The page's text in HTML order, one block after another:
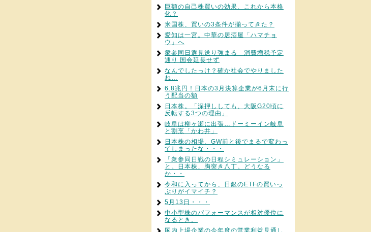
巨額の自己株買いの効果、これから本格
化？
米国株、買いの3条件が揃ってきた？
愛知は一宮。中華の居酒屋「ハマチョ
ウ」へ
衆参同日選見送り強まる 消費増税予定
通り 国会延長せず
なんでしたっけ？確か社会でやりました
ね…
6.8兆円！日本の3月決算企業が6月末に行
う配当の額
日本株。「深押ししても、大阪G20頃に
反転する3つの理由」
岐阜は柳ヶ瀬に出張…ドーミーイン岐阜
と割烹「かわ井」
日本株の相場、GW前と後でまるで変わっ
てしまったな・・・
「衆参同日戦の日程シミュレーション」
と。日本株、胸突き八丁。どうなる
か・・
令和に入ってから、日銀のETFの買いっ
ぷりがイマイチ？
5月13日・・・
中小型株のパフォーマンスが相対優位に
なるとき。
国内上場企業の今年度の営業利益見通し